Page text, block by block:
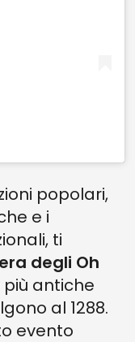
popolari,
e i
ti
degli Oh
antiche
al 1288.
evento